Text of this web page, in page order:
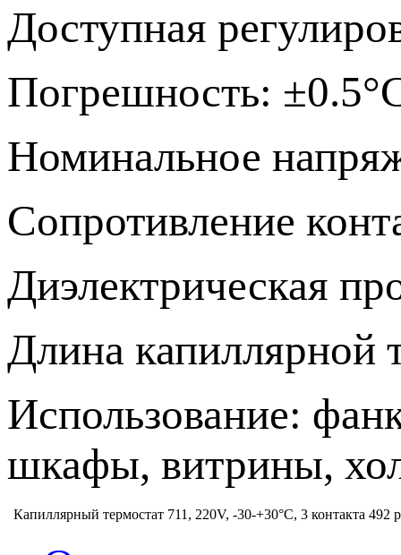
Доступная
Погрешность:
Номинальное
Сопротивление
Диэлектрическая
Длина капиллярной
Использование:
шкафы, витрины,
Капиллярный термостат 711, 220V, -30-+30°C, 3 контакта 492